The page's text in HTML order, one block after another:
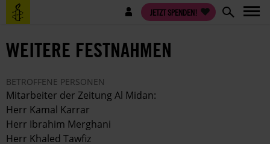
Direkt
zum
Benutzermenü JETZT SPENDEN!
WEITERE FESTNAHMEN
BETROFFENE PERSONEN
Mitarbeiter der Zeitung Al Midan:
Herr Kamal Karrar
Herr Ibrahim Merghani
Herr Khaled Tawfiz